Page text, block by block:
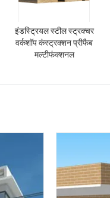
इंडस्ट्रियल स्टील स्ट्रक्चर
वर्कशॉप कंस्ट्रक्शन प्रीफैब
मल्टीफंक्शनल